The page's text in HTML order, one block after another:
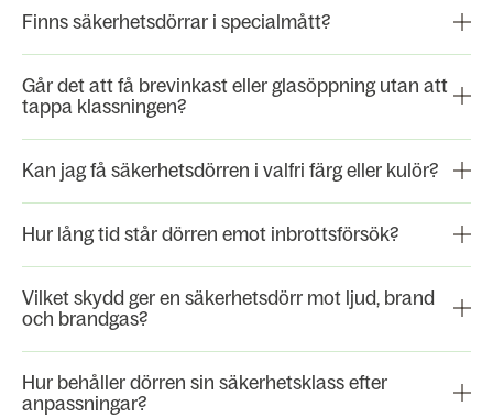
Finns säkerhetsdörrar i specialmått?
Går det att få brevinkast eller glasöppning utan att
tappa klassningen?
Kan jag få säkerhetsdörren i valfri färg eller kulör?
Hur lång tid står dörren emot inbrottsförsök?
Vilket skydd ger en säkerhetsdörr mot ljud, brand
och brandgas?
Hur behåller dörren sin säkerhetsklass efter
anpassningar?